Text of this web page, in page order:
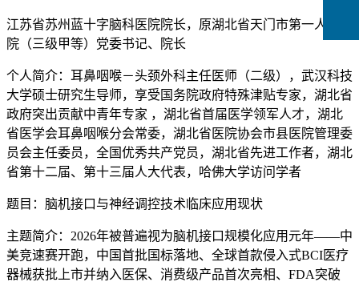
江苏省苏州蓝十字脑科医院院长，原湖北省天门市第一人民医
院（三级甲等）党委书记、院长
个人简介：耳鼻咽喉－头颈外科主任医师（二级），武汉科技
大学硕士研究生导师，享受国务院政府特殊津贴专家，湖北省
政府突出贡献中青年专家 ，湖北省首届医学领军人才，湖北
省医学会耳鼻咽喉分会常委，湖北省医院协会市县医院管理委
员会主任委员，全国优秀共产党员，湖北省先进工作者，湖北
省第十二届、第十三届人大代表，哈佛大学访问学者
题目：脑机接口与神经调控技术临床应用现状
主题简介：2026年被普遍视为脑机接口规模化应用元年——中
美竞速赛开跑，中国首批国标落地、全球首款侵入式BCI医疗
器械获批上市并纳入医保、消费级产品首次亮相、FDA突破